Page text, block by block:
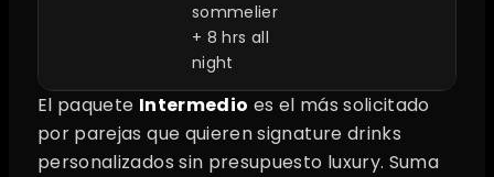
sommelier
+ 8 hrs all
night
El paquete Intermedio es el más solicitado
por parejas que quieren signature drinks
personalizados sin presupuesto luxury. Suma